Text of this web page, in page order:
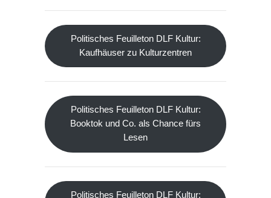
Politisches Feuilleton DLF Kultur:
Kaufhäuser zu Kulturzentren
Politisches Feuilleton DLF Kultur:
Booktok und Co. als Chance fürs
Lesen
Politisches Feuilleton DLF Kultur: